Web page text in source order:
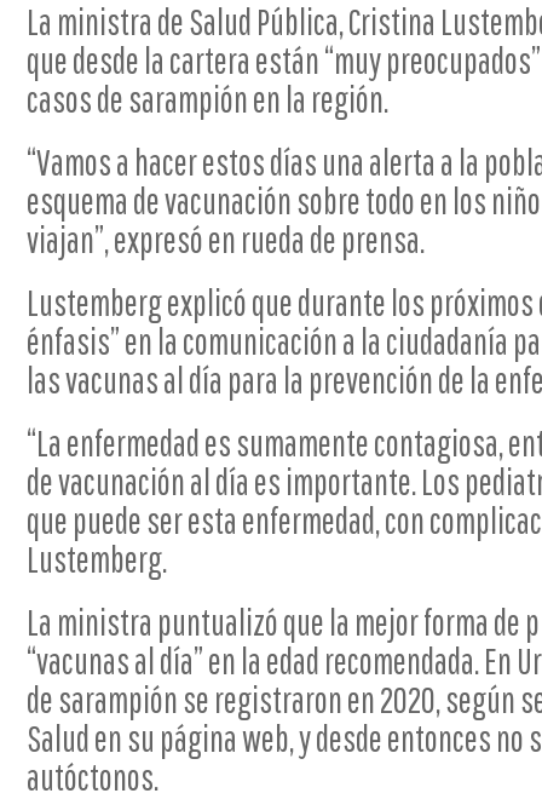
La ministra de Salud Pública, Cristina
que desde la cartera están “muy
casos de sarampión en la región.
“Vamos a hacer estos días una alerta a la
esquema de vacunación sobre todo en los
viajan”, expresó en rueda de prensa.
Lustemberg explicó que durante los próximos
énfasis” en la comunicación a la ciudadanía
las vacunas al día para la prevención de la
“La enfermedad es sumamente contagiosa,
de vacunación al día es importante. Los
que puede ser esta enfermedad, con
Lustemberg.
La ministra puntualizó que la mejor forma de
“vacunas al día” en la edad recomendada. En
de sarampión se registraron en 2020, según
Salud en su página web, y desde entonces no
autóctonos.